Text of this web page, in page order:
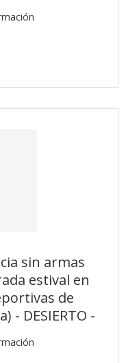
sin armas
estival en
de
- DESIERTO -